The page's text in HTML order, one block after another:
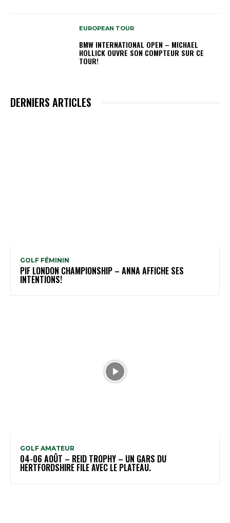
EUROPEAN TOUR
BMW INTERNATIONAL OPEN – MICHAEL
HOLLICK OUVRE SON COMPTEUR SUR CE
TOUR!
DERNIERS ARTICLES
GOLF FÉMININ
PIF LONDON CHAMPIONSHIP – ANNA AFFICHE SES
INTENTIONS!
GOLF AMATEUR
04-06 AOÛT – REID TROPHY – UN GARS DU
HERTFORDSHIRE FILE AVEC LE PLATEAU.